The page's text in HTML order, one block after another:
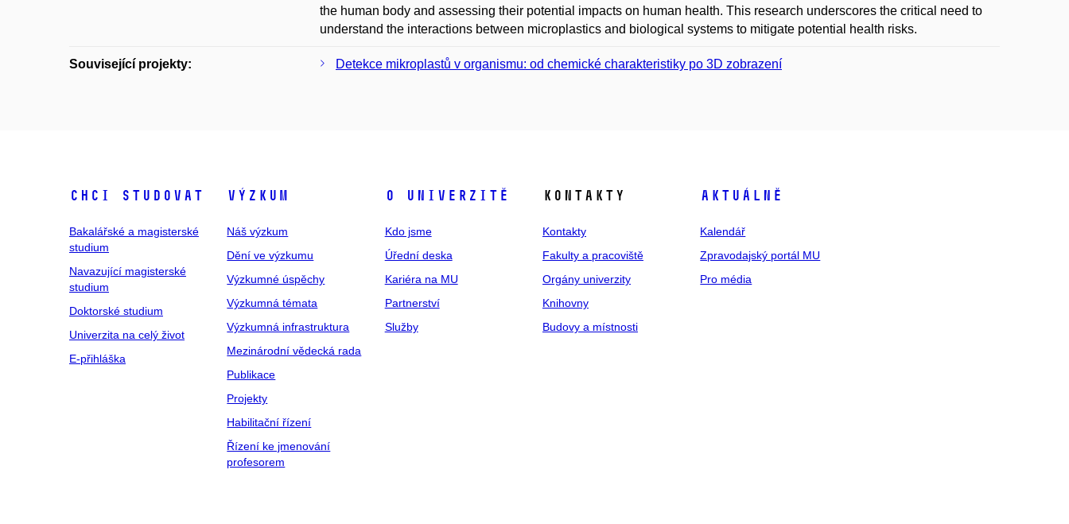
the human body and assessing their potential impacts on human health. This research underscores the critical need to
understand the interactions between microplastics and biological systems to mitigate potential health risks.
Související projekty: Detekce mikroplastů v organismu: od chemické charakteristiky po 3D zobrazení
Chci studovat
Bakalářské a magisterské
studium
Navazující magisterské
studium
Doktorské studium
Univerzita na celý život
E-přihláška
Výzkum
Náš výzkum
Dění ve výzkumu
Výzkumné úspěchy
Výzkumná témata
Výzkumná infrastruktura
Mezinárodní vědecká rada
Publikace
Projekty
Habilitační řízení
Řízení ke jmenování
profesorem
O univerzitě
Kdo jsme
Úřední deska
Kariéra na MU
Partnerství
Služby
Kontakty
Kontakty
Fakulty a pracoviště
Orgány univerzity
Knihovny
Budovy a místnosti
Aktuálně
Kalendář
Zpravodajský portál MU
Pro média